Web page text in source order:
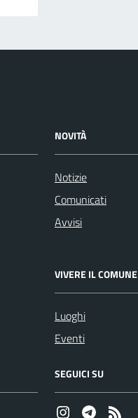
NOVITÀ
Notizie
Comunicati
Avvisi
VIVERE IL COMUNE
Luoghi
Eventi
SEGUICI SU